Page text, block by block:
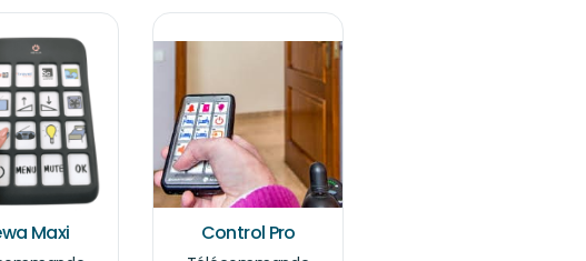
Maxi Control Pro